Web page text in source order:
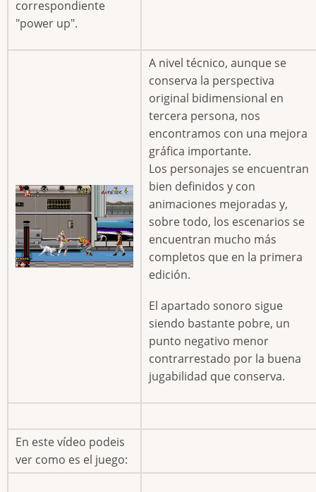
correspondiente
"power up".
A nivel técnico, aunque se
conserva la perspectiva
original bidimensional en
tercera persona, nos
encontramos con una mejora
gráfica importante.
Los personajes se encuentran
bien definidos y con
animaciones mejoradas y,
sobre todo, los escenarios se
encuentran mucho más
completos que en la primera
edición.
El apartado sonoro sigue
siendo bastante pobre, un
punto negativo menor
contrarrestado por la buena
jugabilidad que conserva.
En este vídeo podeis
ver como es el juego: